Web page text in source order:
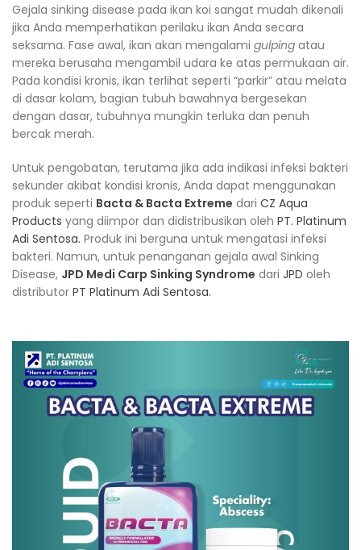
Gejala sinking disease pada ikan koi sangat mudah dikenali
jika Anda memperhatikan perilaku ikan Anda secara
seksama. Fase awal, ikan akan mengalami gulping atau
mereka berusaha mengambil udara ke atas permukaan air.
Pada kondisi kronis, ikan terlihat seperti “parkir” atau melata
di dasar kolam, bagian tubuh bawahnya bergesekan
dengan dasar, tubuhnya mungkin terluka dan penuh
bercak merah.
Untuk pengobatan, terutama jika ada indikasi infeksi bakteri
sekunder akibat kondisi kronis, Anda dapat menggunakan
produk seperti Bacta & Bacta Extreme dari CZ Aqua
Products yang diimpor dan didistribusikan oleh PT. Platinum
Adi Sentosa. Produk ini berguna untuk mengatasi infeksi
bakteri. Namun, untuk penanganan gejala awal Sinking
Disease, JPD Medi Carp Sinking Syndrome dari JPD oleh
distributor PT Platinum Adi Sentosa.